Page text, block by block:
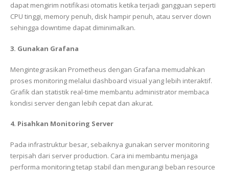
dapat mengirim notifikasi otomatis ketika terjadi gangguan seperti
CPU tinggi, memory penuh, disk hampir penuh, atau server down
sehingga downtime dapat diminimalkan.
3. Gunakan Grafana
Mengintegrasikan Prometheus dengan Grafana memudahkan
proses monitoring melalui dashboard visual yang lebih interaktif.
Grafik dan statistik real-time membantu administrator membaca
kondisi server dengan lebih cepat dan akurat.
4. Pisahkan Monitoring Server
Pada infrastruktur besar, sebaiknya gunakan server monitoring
terpisah dari server production. Cara ini membantu menjaga
performa monitoring tetap stabil dan mengurangi beban resource